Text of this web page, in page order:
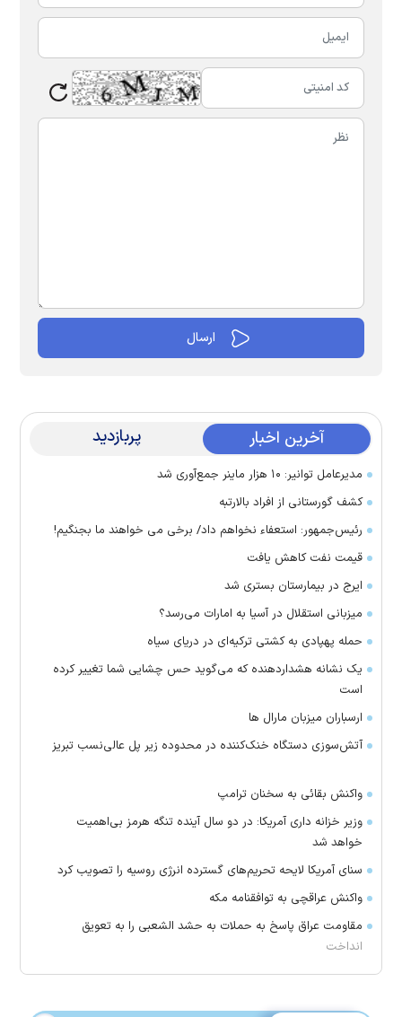
آخرین اخبار پربازدید
مدیرعامل توانیر: ۱۰ هزار ماینر جمع‌آوری شد
کشف گورستانی از افراد بالارتبه
رئیس‌جمهور: استعفاء نخواهم داد/ برخی می خواهند ما بجنگیم!
قیمت نفت کاهش یافت
ایرج در بیمارستان بستری شد
میزبانی استقلال در آسیا به امارات می‌رسد؟
حمله پهپادی به کشتی ترکیه‌ای در دریای سیاه
یک نشانه هشداردهنده که می‌گوید حس چشایی شما تغییر کرده
است
ارسباران میزبان مارال ها
آتش‌سوزی دستگاه خنک‌کننده در محدوده زیر پل عالی‌نسب تبریز
واکنش بقائی به سخنان ترامپ
وزیر خزانه داری آمریکا: در دو سال آینده تنگه هرمز بی‌اهمیت
خواهد شد
سنای آمریکا لایحه تحریم‌های گسترده انرژی روسیه را تصویب کرد
واکنش عراقچی به توافقنامه مکه
مقاومت عراق پاسخ به حملات به حشد الشعبی را به تعویق
انداخت